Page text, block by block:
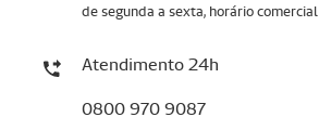
de segunda a sexta, horário comercial
Atendimento 24h
0800 970 9087